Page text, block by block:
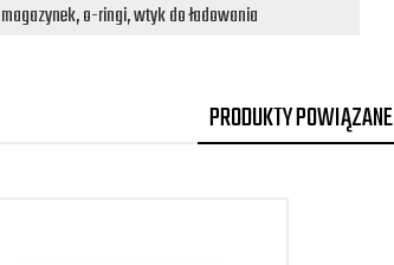
magazynek, o-ringi, wtyk do ładowania
PRODUKTY POWIĄZANE